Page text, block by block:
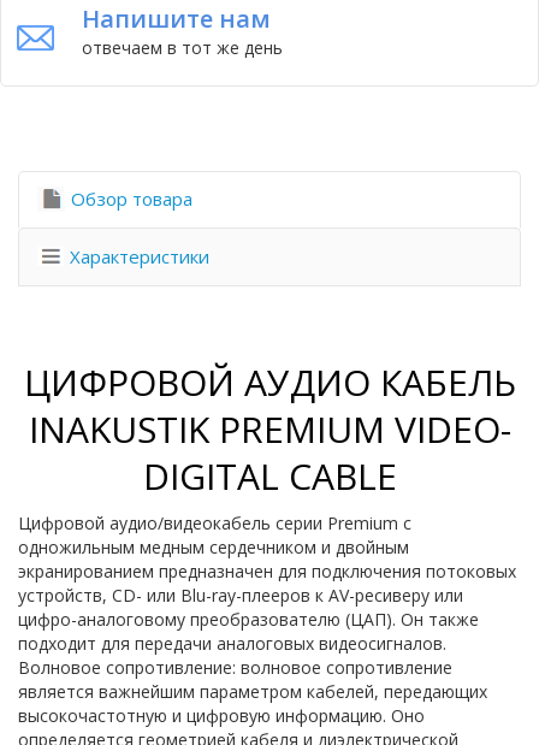
Напишите нам
отвечаем в тот же день
Обзор товара
Характеристики
ЦИФРОВОЙ АУДИО КАБЕЛЬ
INAKUSTIK PREMIUM VIDEO-
DIGITAL CABLE
Цифровой аудио/видеокабель серии Premium с
одножильным медным сердечником и двойным
экранированием предназначен для подключения потоковых
устройств, CD- или Blu-ray-плееров к AV-ресиверу или
цифро-аналоговому преобразователю (ЦАП). Он также
подходит для передачи аналоговых видеосигналов.
Волновое сопротивление: волновое сопротивление
является важнейшим параметром кабелей, передающих
высокочастотную и цифровую информацию. Оно
определяется геометрией кабеля и диэлектрической